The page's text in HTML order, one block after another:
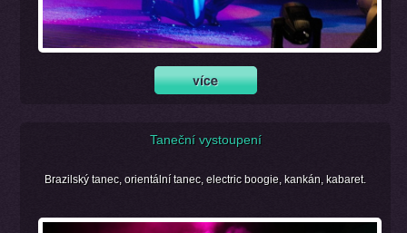
Taneční vystoupení
Brazilský tanec, orientální tanec, electric boogie, kankán, kabaret.